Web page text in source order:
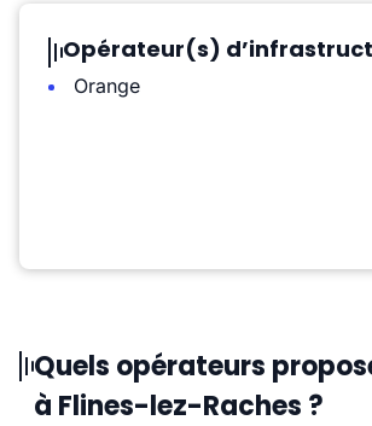
Opérateur(s)
Orange
Quels opérateurs
à Flines-lez-Raches ?